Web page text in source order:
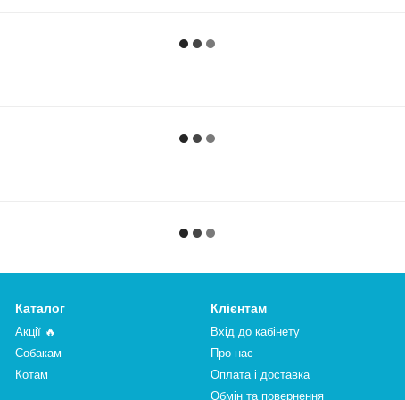
Каталог
Акції 🔥
Собакам
Котам
Клієнтам
Вхід до кабінету
Про нас
Оплата і доставка
Обмін та повернення